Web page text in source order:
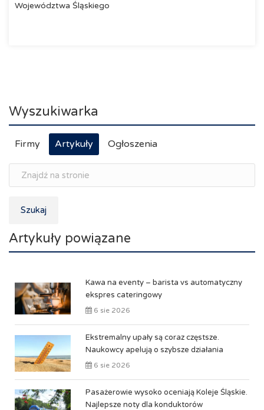
Województwa Śląskiego
Wyszukiwarka
Firmy Artykuły Ogłoszenia
Szukaj
Artykuły powiązane
Kawa na eventy – barista vs automatyczny
ekspres cateringowy
6 sie 2026
Ekstremalny upały są coraz częstsze.
Naukowcy apelują o szybsze działania
6 sie 2026
Pasażerowie wysoko oceniają Koleje Śląskie.
Najlepsze noty dla konduktorów